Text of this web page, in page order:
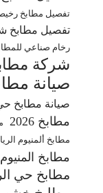
تفصيل مطابخ
تفصيل مطابخ
رخام صناعي
شركة
صيانة
صيانة مطابخ
مطابخ 2026
مطابخ ألمنيوم
مطابخ
مطابخ حي